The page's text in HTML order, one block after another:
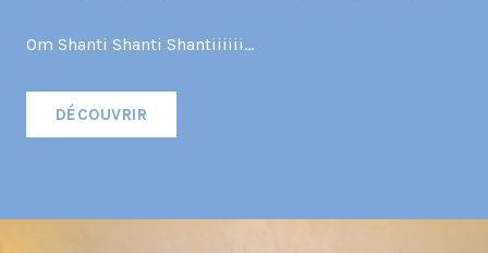
Om Shanti Shanti Shantiiiiii…
DÉCOUVRIR